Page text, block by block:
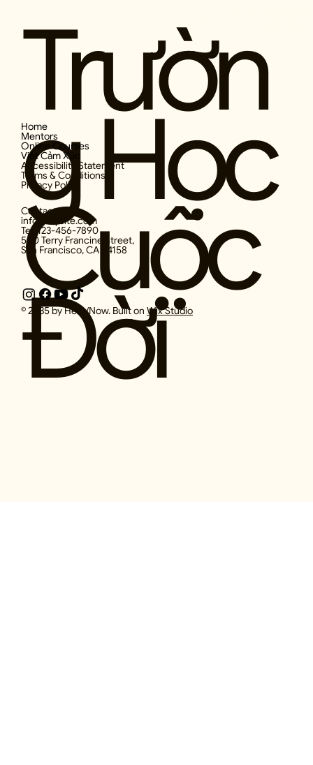
Nghệ Thuật Tiên Phong (Avant-Garde)
Trườn
g Học
Cuộc
Đời
Home
Mentors
Online Courses
Viết Cảm Xúc
Accessibility Statement
Terms & Conditions
Privacy Policy
Contact
info@mysite.com
Tel: 123-456-7890
500 Terry Francine Street,
San Francisco, CA 94158
© 2035 by Here/Now. Built on Wix Studio